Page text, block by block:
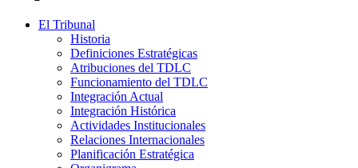
El Tribunal
Historia
Definiciones Estratégicas
Atribuciones del TDLC
Funcionamiento del TDLC
Integración Actual
Integración Histórica
Actividades Institucionales
Relaciones Internacionales
Planificación Estratégica